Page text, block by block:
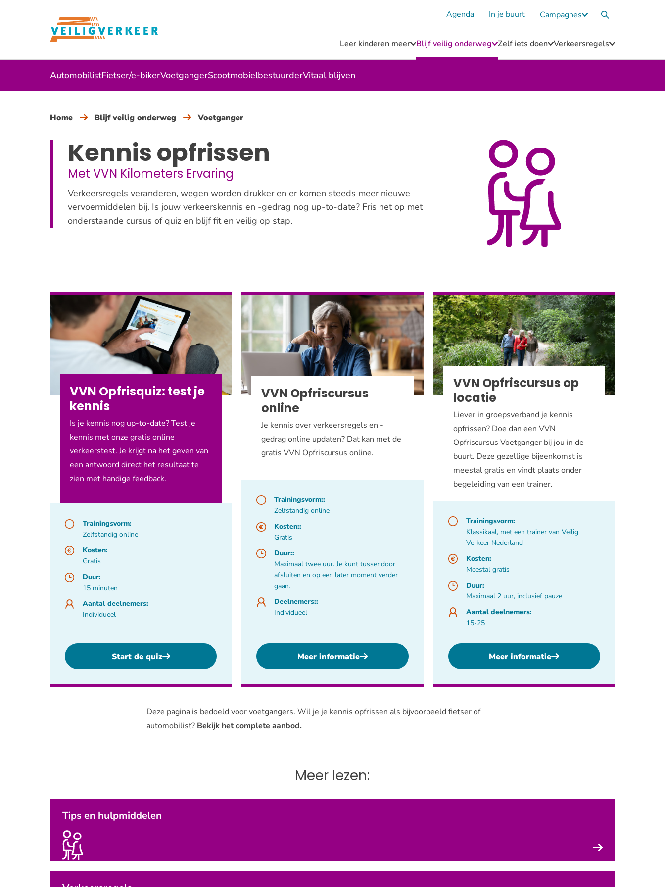
Leer kinderen meer Submenu
Leer
Blijf veilig onderweg Submenu
Blijf
Zelf iets doen Submenu
Zelf
Verkeersregels Submenu
Agenda In je buurt Campagnes SubmenuZoekvak
AutomobilistFietser/e-bikerVoetgangerScootmobielbestuurderVitaal blijven
Home Blijf veilig onderweg Voetganger
Kennis opfrissen
Met VVN Kilometers Ervaring
Verkeersregels veranderen, wegen worden drukker en er komen steeds meer nieuwe
vervoermiddelen bij. Is jouw verkeerskennis en -gedrag nog up-to-date? Fris het op met
onderstaande cursus of quiz en blijf fit en veilig op stap.
Producten
VVN Opfrisquiz: test je
kennis
Is je kennis nog up-to-date? Test je
kennis met onze gratis online
verkeerstest. Je krijgt na het geven van
een antwoord direct het resultaat te
zien met handige feedback.
Trainingsvorm:
Zelfstandig online
Kosten:
Gratis
Duur:
15 minuten
Aantal deelnemers:
Individueel
Start de quiz
VVN Opfriscursus
online
Je kennis over verkeersregels en -
gedrag online updaten? Dat kan met de
gratis VVN Opfriscursus online.
Trainingsvorm::
Zelfstandig online
Kosten::
Gratis
Duur::
Maximaal twee uur. Je kunt tussendoor
afsluiten en op een later moment verder
gaan.
Deelnemers::
Individueel
Meer informatie
VVN Opfriscursus op
locatie
Liever in groepsverband je kennis
opfrissen? Doe dan een VVN
Opfriscursus Voetganger bij jou in de
buurt. Deze gezellige bijeenkomst is
meestal gratis en vindt plaats onder
begeleiding van een trainer.
Trainingsvorm:
Klassikaal, met een trainer van Veilig
Verkeer Nederland
Kosten:
Meestal gratis
Duur:
Maximaal 2 uur, inclusief pauze
Aantal deelnemers:
15-25
Meer informatie
Deze pagina is bedoeld voor voetgangers. Wil je je kennis opfrissen als bijvoorbeeld fietser of
automobilist? Bekijk het complete aanbod.
Meer lezen:
Tips en hulpmiddelen